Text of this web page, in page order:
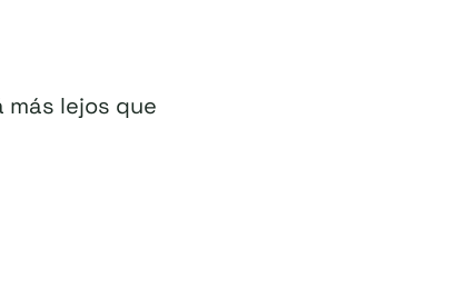
más lejos que